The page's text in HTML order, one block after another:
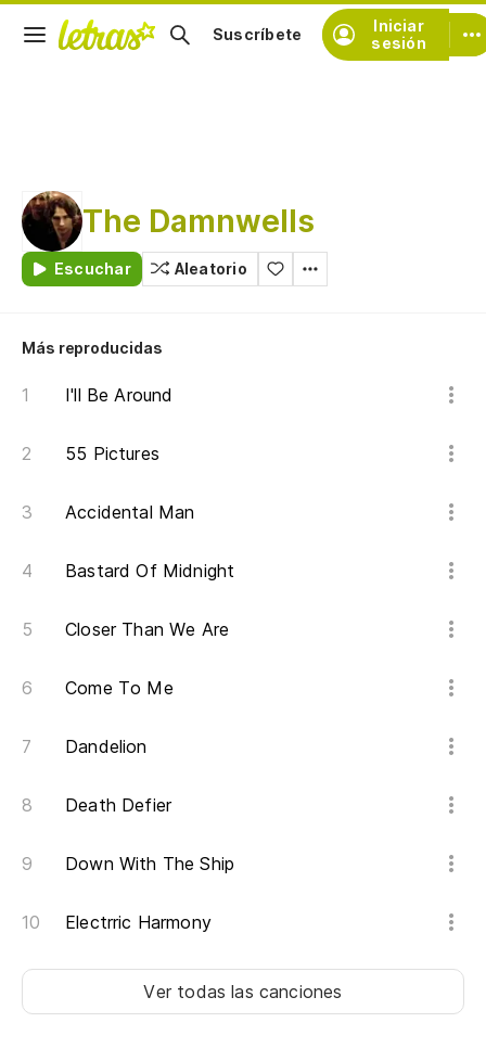
Iniciar
sesión
Suscríbete
The Damnwells
Escuchar Aleatorio
Más reproducidas
I'll Be Around
55 Pictures
Accidental Man
Bastard Of Midnight
Closer Than We Are
Come To Me
Dandelion
Death Defier
Down With The Ship
Electrric Harmony
Ver todas las canciones